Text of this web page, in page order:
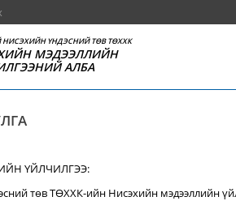
НИСЭХИЙН ҮНДЭСНИЙ ТӨВ ТӨХХК
МЭДЭЭЛЛИЙН
АЛБА
ҮЙЛЧИЛГЭЭ:
төв ТӨХХК-ийн Нисэхийн мэдээллийн